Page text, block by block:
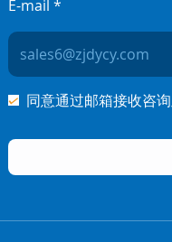
E-mail *
同意通过邮箱接收咨